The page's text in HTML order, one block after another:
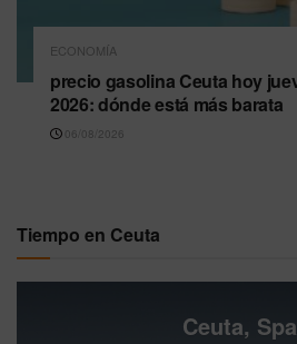
ECONOMÍA
precio gasolina Ceuta hoy
2026: dónde está más barata
06/08/2026
Tiempo en Ceuta
Ceuta,